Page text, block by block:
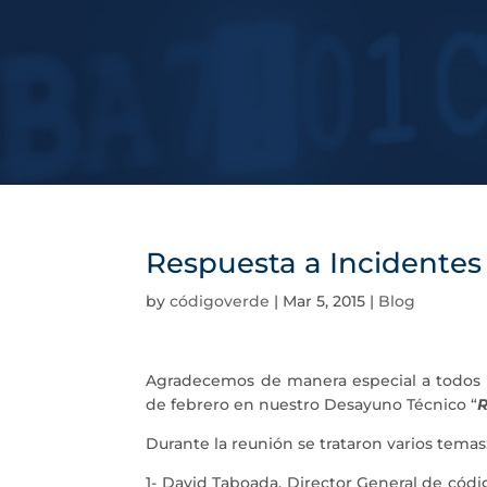
Respuesta a
bycódigoverde | Mar 5, 2015 | Blog
Agradecemos de manera especial a
de febrero en nuestro Desayuno Técnico “
Durante la reunión se trataron varios
1- David Taboada, Director General de